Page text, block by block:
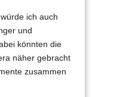
ich auch
und
könnten die
näher gebracht
zusammen